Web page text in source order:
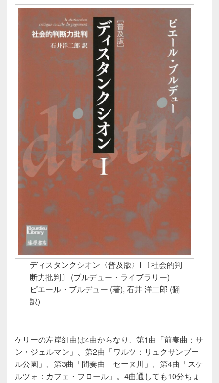
ディスタンクシオン〈普及版〉I 〔社会的判
断力批判〕 (ブルデュー・ライブラリー)
ピエール・ブルデュー (著), 石井 洋二郎 (翻
訳)
ケリーの左岸組曲は4曲からなり、第1曲「前奏曲：サ
ン・ジェルマン」、第2曲「ワルツ：リュクサンブー
ル公園」、第3曲「間奏曲：セーヌ川」、第4曲「スケ
ルツォ：カフェ・フロール」。4曲通しても10分ちょ